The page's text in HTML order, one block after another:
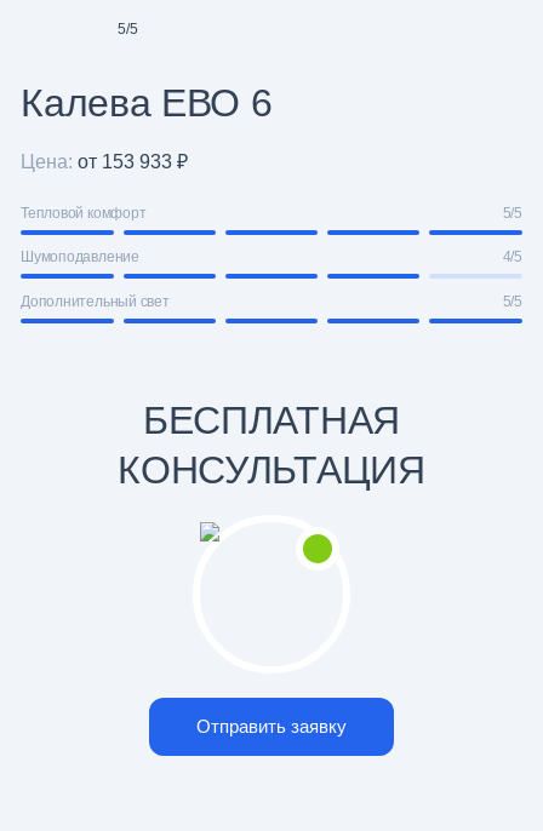
5/5
Калева ЕВО 6
Цена: от 153 933 ₽
Тепловой комфорт 5/5
Шумоподавление 4/5
Дополнительный свет 5/5
БЕСПЛАТНАЯ
КОНСУЛЬТАЦИЯ
Отправить заявку